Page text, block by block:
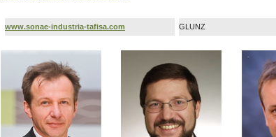
www.sonae-industria-tafisa.com GLUNZ